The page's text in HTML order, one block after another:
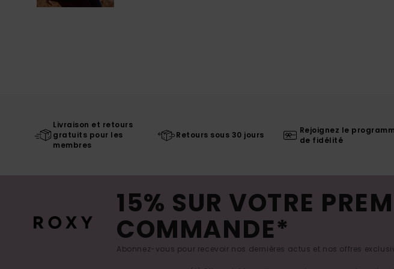
Livraison et retours
gratuits pour les
membres
Retours sous 30 jours
Rejoignez le
de fidélité
15% SUR VOTRE
COMMANDE*
Abonnez-vous pour recevoir nos dernières actus et nos offres